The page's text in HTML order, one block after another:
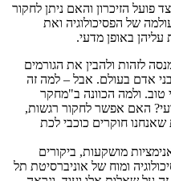
הזיכרון והאם ניתן לחקור
של הפסיכולוגיה ואת
באופן מדעי.
לזהות ולהבין את הגורמים
אדם בעולם. אבל – למה זה
טוב. ולמה הכוונה ב"מחקר
האם אפשר לחקור רגשות,
שאנחנו חוקרים כוכבי לכת
מושקעות, ביקורים
ומוח של אוניברסיטת תל